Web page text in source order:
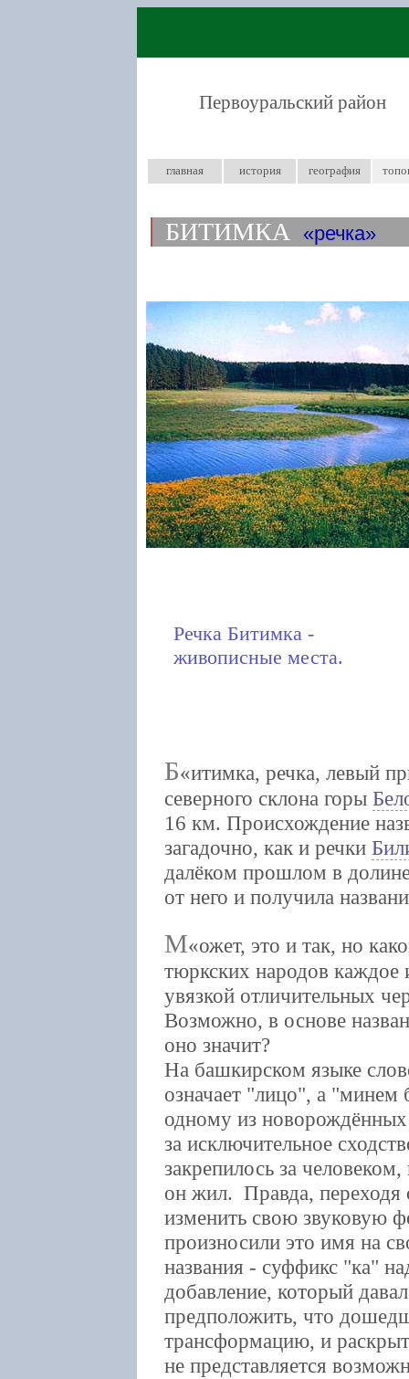
Первоуральский район
главная история география
БИТИМКА речка
Речка Битимка -
живописные места.
Б итимка, речка, левый
северного склона горы
16 км. Происхождение
загадочно, как и речки
далёком прошлом в
от него и получила
М ожет, это и так, но
тюркских народов каждое
увязкой отличительных
Возможно, в основе
оно значит?
На башкирском языке
означает "лицо", а
одному из
за исключительное
закрепилось за
он жил. Правда, переходя
изменить свою звуковую
произносили это имя на
названия - суффикс "ка"
добавление, который
предположить, что
трансформацию, и
не представляется